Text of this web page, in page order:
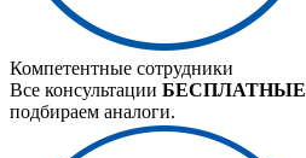
Компетентные сотрудники
Все консультации БЕСПЛАТНЫЕ
подбираем аналоги.